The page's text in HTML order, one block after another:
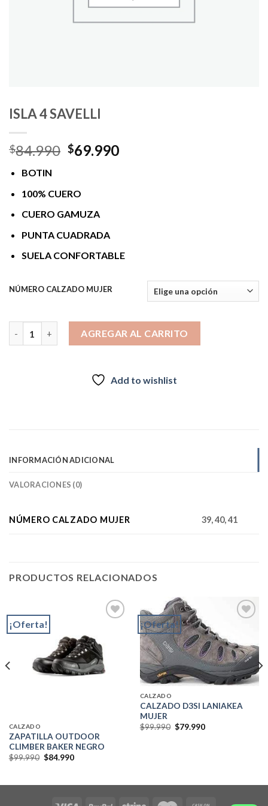
ISLA 4 SAVELLI
$84.990 El
era:
$84.990.
$69.990El
BOTIN
100% CUERO
CUERO GAMUZA
PUNTA CUADRADA
SUELA CONFORTABLE
NÚMERO CALZADO MUJER
AGREGAR AL CARRITO
Add to wishlist
INFORMACIÓN ADICIONAL
VALORACIONES (0)
NÚMERO CALZADO MUJER 39, 40, 41
PRODUCTOS RELACIONADOS
¡Oferta!
Add to
wishlist
CALZADO
ZAPATILLA OUTDOOR
CLIMBER BAKER NEGRO
$99.990 El
$99.990.
$84.990El
$84.990.
¡Oferta!
Add to
wishlist
CALZADO
CALZADO D3SI LANIAKEA
MUJER
$99.990 El
$79.990El